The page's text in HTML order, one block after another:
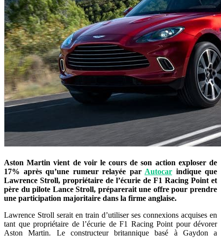
Aston Martin vient de voir le cours de son action exploser de
17% après qu’une rumeur relayée par Autocar indique que
Lawrence Stroll, propriétaire de l’écurie de F1 Racing Point et
père du pilote Lance Stroll, préparerait une offre pour prendre
une participation majoritaire dans la firme anglaise.
Lawrence Stroll serait en train d’utiliser ses connexions acquises en
tant que propriétaire de l’écurie de F1 Racing Point pour dévorer
Aston Martin. Le constructeur britannique basé à Gaydon a